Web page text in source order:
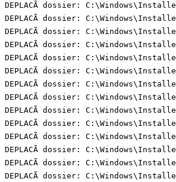
DEPLACÃ dossier:
DEPLACÃ dossier:
DEPLACÃ dossier:
DEPLACÃ dossier:
DEPLACÃ dossier:
DEPLACÃ dossier:
DEPLACÃ dossier:
DEPLACÃ dossier:
DEPLACÃ dossier:
DEPLACÃ dossier:
DEPLACÃ dossier:
DEPLACÃ dossier:
DEPLACÃ dossier:
DEPLACÃ dossier: